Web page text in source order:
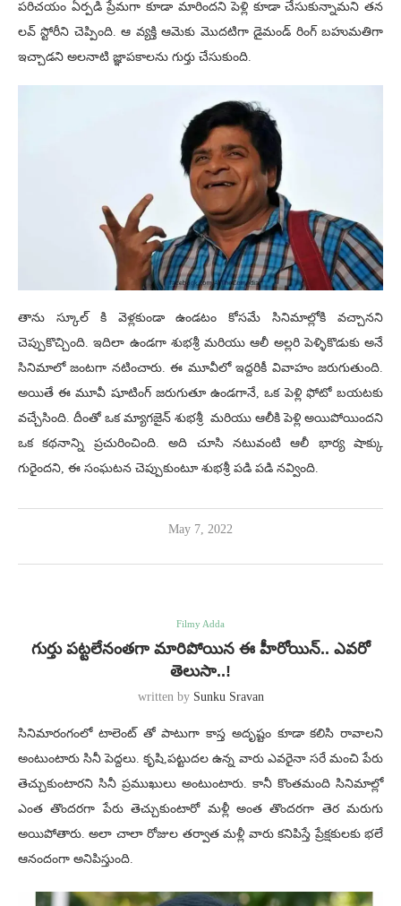
పరిచయం ఏర్పడి ప్రేమగా కూడా మారిందని పెళ్లి కూడా చేసుకున్నామని తన
లవ్ స్టోరీని చెప్పింది. ఆ వ్యక్తి ఆమెకు మొదటిగా డైమండ్ రింగ్ బహుమతిగా
ఇచ్చాడని అలనాటి జ్ఞాపకాలను గుర్తు చేసుకుంది.
తాను స్కూల్ కి వెళ్లకుండా ఉండటం కోసమే సినిమాల్లోకి వచ్చానని
చెప్పుకొచ్చింది. ఇదిలా ఉండగా శుభశ్రీ మరియు ఆలీ అల్లరి పెళ్ళికొడుకు అనే
సినిమాలో జంటగా నటించారు. ఈ మూవీలో ఇద్దరికీ వివాహం జరుగుతుంది.
అయితే ఈ మూవీ షూటింగ్ జరుగుతూ ఉండగానే, ఒక పెళ్లి ఫోటో బయటకు
వచ్చేసింది. దీంతో ఒక మ్యాగజైన్ శుభశ్రీ మరియు ఆలీకి పెళ్లి అయిపోయిందని
ఒక కథనాన్ని ప్రచురించింది. అది చూసి నటువంటి ఆలీ భార్య షాక్కు
గురైందని, ఈ సంఘటన చెప్పుకుంటూ శుభశ్రీ పడి పడి నవ్వింది.
May 7, 2022
Filmy Adda
గుర్తు పట్టలేనంతగా మారిపోయిన ఈ హీరోయిన్.. ఎవరో
తెలుసా..!
written by Sunku Sravan
సినిమారంగంలో టాలెంట్ తో పాటుగా కాస్త అదృష్టం కూడా కలిసి రావాలని
అంటుంటారు సినీ పెద్దలు. కృషి,పట్టుదల ఉన్న వారు ఎవరైనా సరే మంచి పేరు
తెచ్చుకుంటారని సినీ ప్రముఖులు అంటుంటారు. కానీ కొంతమంది సినిమాల్లో
ఎంత తొందరగా పేరు తెచ్చుకుంటారో మళ్లీ అంత తొందరగా తెర మరుగు
అయిపోతారు. అలా చాలా రోజుల తర్వాత మళ్లీ వారు కనిపిస్తే ప్రేక్షకులకు భలే
ఆనందంగా అనిపిస్తుంది.